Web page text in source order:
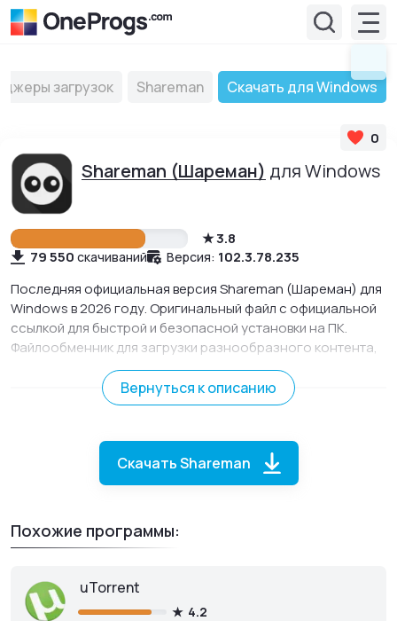
загрузок Shareman Скачать для Windows
Shareman (Шареман) для Windows
0
3.8
79 550 скачиваний Версия: 102.3.78.235
Последняя официальная версия Shareman (Шареман) для
Windows в 2026 году. Оригинальный файл с официальной
ссылкой для быстрой и безопасной установки на ПК.
Файлообменник для загрузки разнообразного контента,
социальный клиент с чатом для общения с другими
пользователями.
Вернуться к описанию
Скачать Shareman
Похожие программы:
uTorrent
4.2